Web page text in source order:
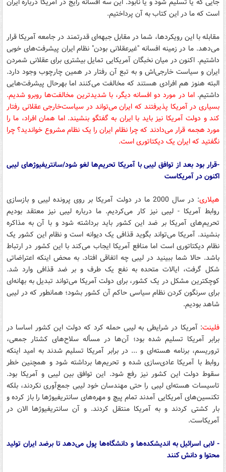
است که ما در این کتاب به آن پرداختیم.
مقابله با این رویکردها، شما در مقابل جبهه‌ای قدرتمند در جامعه آمریکا قرار
می‌دهد. ما در زمینه افسانه "غیرعقلانی بودن" نظام ایران پیشرفت‌های خوبی
داشتیم. اکنون در میان نخبگان آمریکایی تمایل بیشتری برای عقلانی شمردن
ایران و سیاست خارجی‌اش و به تبع آن رفتار در همین چارچوب وجود دارد.
البته هنوز هم افرادی هستند که مخالفت می‌کنند اما بهرحال پیشرفت‌هایی
داشتیم.اما در مورد دو افسانه دیگر، با شدیدترین مخالفت‌ها روبرو شدیم.
بسیاری در آمریکا پذیرفتند که ایران می‌تواند در سیاست‌خارجی عقلانی رفتار
کند و دولت آمریکا نیز باید با ایران به گفتگو بنشیند. اما همان افراد، ما را
مورد هجمه قرار می‌دادند که چرا نظام ایران را یک نظام مشروع خواندید؟ چرا
نگفتید که ایران یک دیکتاتوری است.
-قرار بود بعد از توافق لیبی با آمریکا تحریم‌ها لغو شود/سانتریفیوژهای لیبی
اکنون در آمریکاست
هیلاری
: در سال 2000 ما در دولت آمریکا بر روی پرونده لیبی و بازسازی
روابط آمریکا - لیبی نیز کار می‌کردیم. ما درباره لیبی نیز معتقد بودیم
تحریم‌های آمریکا بر ضد این کشور باید برداشته شود و با آن به مذاکره
بنشیند. آمریکا می‌تواند بگوید قذافی یک دیوانه است و نظام این کشور یک
نظام دیکتاتوری است اما منافع آمریکا ایجاب می‌کند با این کشور در ارتباط
باشد. حالا شما ببینید در لیبی چه اتفاقی افتاد. به محض اینکه اعتراضاتی
شکل گرفت، ایالات متحده به نفع یک طرف و بر ضد قذافی وارد شد.
کوچکترین مشکل در یک کشور، برای دولت آمریکا می‌تواند تبدیل به بهانه‌ای
برای سرنگون کردن نظام سیاسی حاکم آن کشور بشود؛ همانطور که در لیبی
شاهد بودیم.
فلینت: آمریکا در شرایطی به لیبی حمله کرد که دولت این کشور اساسا در
برابر آمریکا تسلیم شده بود؛ آن‌ها در مسأله سلاح‌های کشتار جمعی،
تروریسم، برنامه هسته‌ای و ... در برابر آمریکا تسلیم شدند به امید اینکه
روابط با آمریکا عادی‌سازی شده و تحریم‌ها برداشته شود و همچنین خطر
سقوط دولت این کشور نیز رفع شود. این توافق بین لیبی و آمریکا بود.
تاسیسات هسته‌ای لیبی را حتی مهندسان خود لیبی جمع‌آوری نکردند، بلکه
تکنسین‌های آمریکایی آمدند تمام پیچ و مهره‌های سانتریفیوژها را باز کرده و
بار کشتی کردند و به آمریکا منتقل کردند. و آن سانتریفیوژها الان در
آمریکاست.
- لابی اسرائیل به اندیشکده‌ها و دانشگاه‌ها پول می‌دهد تا برضد ایران تولید
محتوا و دانش کنند